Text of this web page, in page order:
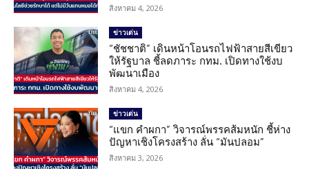
สิงหาคม 4, 2026
ข่าวเด่น
“ชัชชาติ” เดินหน้าโอนรถไฟฟ้าสายสีเขียว
ให้รัฐบาล ชี้ลดภาระ กทม. เปิดทางใช้งบ
พัฒนาเมือง
สิงหาคม 4, 2026
ข่าวเด่น
“แขก คำผกา” วิจารณ์พรรคส้มหนัก ชี้ห่าง
ปัญหาเชิงโครงสร้าง ลั่น “มันปลอม”
สิงหาคม 3, 2026